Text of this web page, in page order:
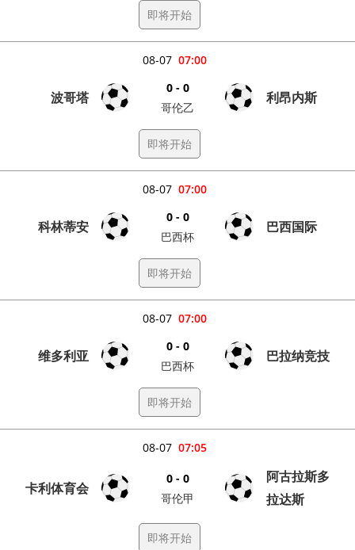
即将开始
07:00
08-07
波哥塔
0 - 0
哥伦乙
利昂内斯
即将开始
07:00
08-07
科林蒂安
0 - 0
巴西杯
巴西国际
即将开始
07:00
08-07
维多利亚
0 - 0
巴西杯
巴拉纳竞技
即将开始
07:05
08-07
卡利体育会
0 - 0
哥伦甲
阿古拉斯多
拉达斯
即将开始